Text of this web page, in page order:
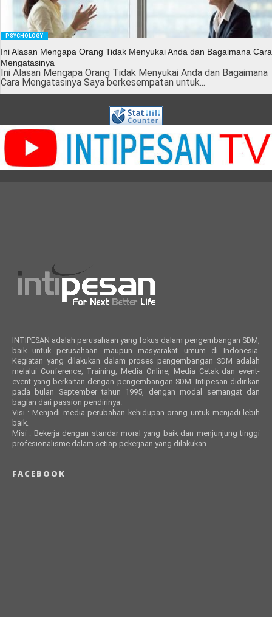
PSYCHOLOGY
Ini Alasan Mengapa Orang Tidak Menyukai Anda dan Bagaimana Cara
Mengatasinya
Ini Alasan Mengapa Orang Tidak Menyukai Anda dan Bagaimana
Cara Mengatasinya Saya berkesempatan untuk...
INTIPESAN adalah perusahaan yang fokus dalam pengembangan SDM,
baik untuk perusahaan maupun masyarakat umum di Indonesia.
Kegiatan yang dilakukan dalam proses pengembangan SDM adalah
melalui Conference, Training, Media Online, Media Cetak dan event-
event yang berkaitan dengan pengembangan SDM. Intipesan didirikan
pada bulan September tahun 1995, dengan modal semangat dan
bagian dari passion pendirinya.
Visi : Menjadi media perubahan kehidupan orang untuk menjadi lebih
baik.
Misi : Bekerja dengan standar moral yang baik dan menjunjung tinggi
profesionalisme dalam setiap pekerjaan yang dilakukan.
FACEBOOK